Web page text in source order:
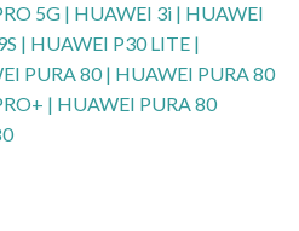
5G | HUAWEI 3i | HUAWEI
| HUAWEI P30 LITE |
PURA 80 | HUAWEI PURA 80
| HUAWEI PURA 80